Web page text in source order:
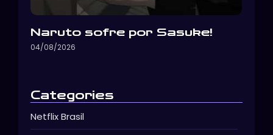
Naruto sofre por Sasuke!
04/08/2026
Categories
Netflix Brasil